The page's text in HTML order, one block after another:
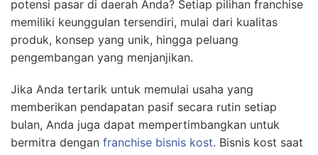
potensi pasar di daerah Anda? Setiap pilihan franchise
memiliki keunggulan tersendiri, mulai dari kualitas
produk, konsep yang unik, hingga peluang
pengembangan yang menjanjikan.
Jika Anda tertarik untuk memulai usaha yang
memberikan pendapatan pasif secara rutin setiap
bulan, Anda juga dapat mempertimbangkan untuk
bermitra dengan franchise bisnis kost. Bisnis kost saat